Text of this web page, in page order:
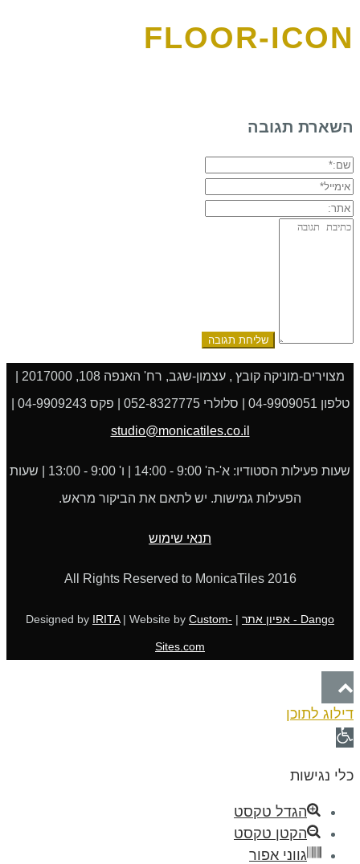
FLOOR-ICON
השארת תגובה
שם:*
אימייל*
אתר:
תגובה:
טלפון 04-9909051 | סלולרי 052-8327775 | פקס 04-9909243 |
studio@monicatiles.co.il
שעות פעילות הסטודיו: א'-ה' 9:00 - 14:00 | ו' 9:00 - 13:00 | שעות
הפעילות גמישות. יש לתאם את הביקור מראש.
תנאי שימוש
All Rights Reserved to MonicaTiles 2016
Dango - אפיון אתר | Designed by
IRITA| Website by Custom-
Sites.com
לראש
העמוד
דילוג לתוכן
פתח
כלי נגישות
הגדל טקסט
הקטן טקסט
גווני אפור